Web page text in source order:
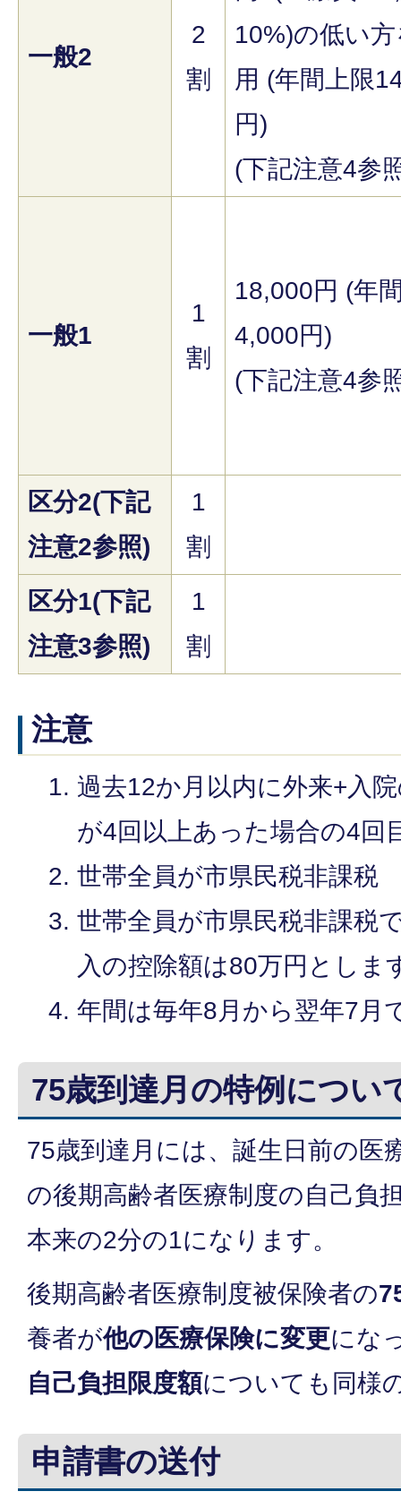
一般2
2
割
10%)の低い
用 (年間上限
円)
(下記注意4参
一般1
1
割
18,000円 (年
4,000円)
(下記注意4参
区分2(下記
注意2参照)
1
割
区分1(下記
注意3参照)
1
割
注意
過去12か月以内に外来+入
が4回以上あった場合の4回
世帯全員が市県民税非課税
世帯全員が市県民税非課税
入の控除額は80万円としま
年間は毎年8月から翌年7月
75歳到達月の特例につい
75歳到達月には、誕生日前の医
の後期高齢者医療制度の自己負
本来の2分の1になります。
後期高齢者医療制度被保険者の
養者が他の医療保険に変更にな
自己負担限度額についても同様
申請書の送付